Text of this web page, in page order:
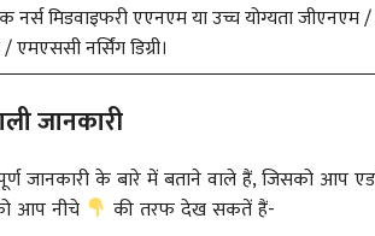
नर्स मिडवाइफरी एएनएम या उच्च योग्यता जीएनएम
एमएससी नर्सिंग डिग्री।
जानकारी
जानकारी के बारे में बताने वाले हैं, जिसको आप
आप नीचे
की तरफ देख सकतें हैं-